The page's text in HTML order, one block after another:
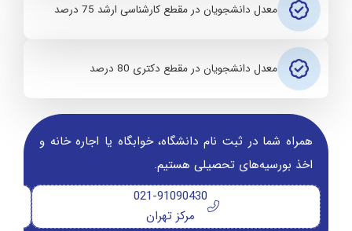
معدل دانشجویان در مقطع کارشناسی ارشد 75 درصد
معدل دانشجویان در مقطع دکتری 80 درصد
همراه شما در ثبت نام دانشگاه‌، خوابگاه یا اجاره خانه و
اخذ بورسیه‌های تحصیلی هستیم.
021-91090430
مرکز تهران